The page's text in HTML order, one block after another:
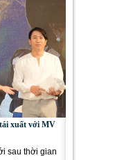
tái xuất với MV
sau thời gian